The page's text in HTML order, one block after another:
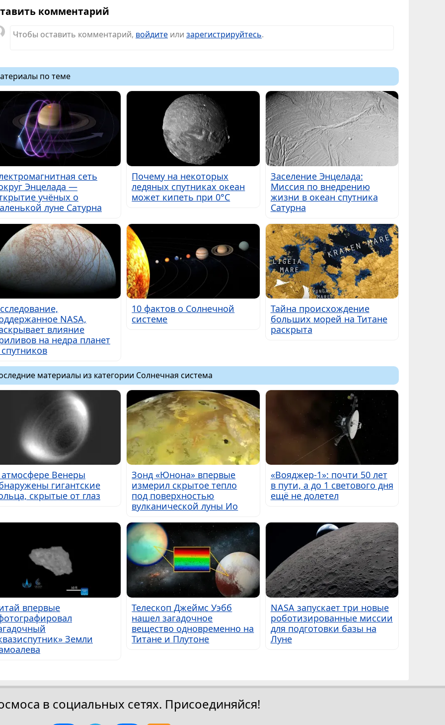
комментарий
Чтобы оставить комментарий, войдите или зарегистрируйтесь.
по теме
сеть
Энцелада —
учёных о
луне Сатурна
Почему на некоторых
ледяных спутниках океан
может кипеть при 0°C
Заселение Энцелада:
Миссия по внедрению
жизни в океан спутника
Сатурна
NASA,
влияние
на недра планет
10 фактов о Солнечной
системе
Тайна происхождение
больших морей на Титане
раскрыта
материалы из категории Солнечная система
Венеры
гигантские
скрытые от глаз
Зонд «Юнона» впервые
измерил скрытое тепло
под поверхностью
вулканической луны Ио
«Вояджер-1»: почти 50 лет
в пути, а до 1 светового дня
ещё не долетел
впервые
Земли
Телескоп Джеймс Уэбб
нашел загадочное
вещество одновременно на
Титане и Плутоне
NASA запускает три новые
роботизированные миссии
для подготовки базы на
Луне
в социальных сетях. Присоединяйся!